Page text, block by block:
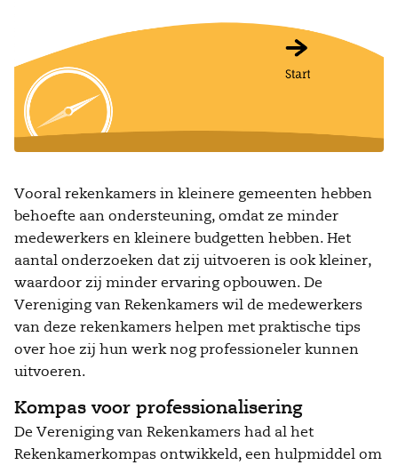
Vooral rekenkamers in kleinere gemeenten hebben
behoefte aan ondersteuning, omdat ze minder
medewerkers en kleinere budgetten hebben. Het
aantal onderzoeken dat zij uitvoeren is ook kleiner,
waardoor zij minder ervaring opbouwen. De
Vereniging van Rekenkamers wil de medewerkers
van deze rekenkamers helpen met praktische tips
over hoe zij hun werk nog professioneler kunnen
uitvoeren.
Kompas voor professionalisering
De Vereniging van Rekenkamers had al het
Rekenkamerkompas ontwikkeld, een hulpmiddel om